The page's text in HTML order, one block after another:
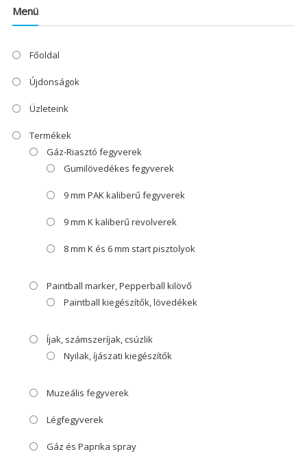
Menü
Főoldal
Újdonságok
Üzleteink
Termékek
Gáz-Riasztó fegyverek
Gumilövedékes fegyverek
9 mm PAK kaliberű fegyverek
9 mm K kaliberű revolverek
8 mm K és 6 mm start pisztolyok
Paintball marker, Pepperball kilövő
Paintball kiegészítők, lövedékek
Íjak, számszeríjak, csúzlik
Nyilak, íjászati kiegészítők
Muzeális fegyverek
Légfegyverek
Gáz és Paprika spray